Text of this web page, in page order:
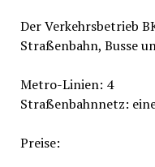
Der Verkehrsbetrieb
Straßenbahn, Busse
Metro-Linien: 4
Straßenbahnnetz:
Preise: